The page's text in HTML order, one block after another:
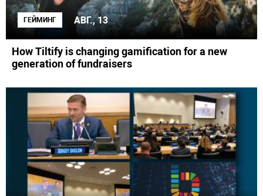
ГЕЙМИНГ АВГ., 13
How Tiltify is changing gamification for a new
generation of fundraisers